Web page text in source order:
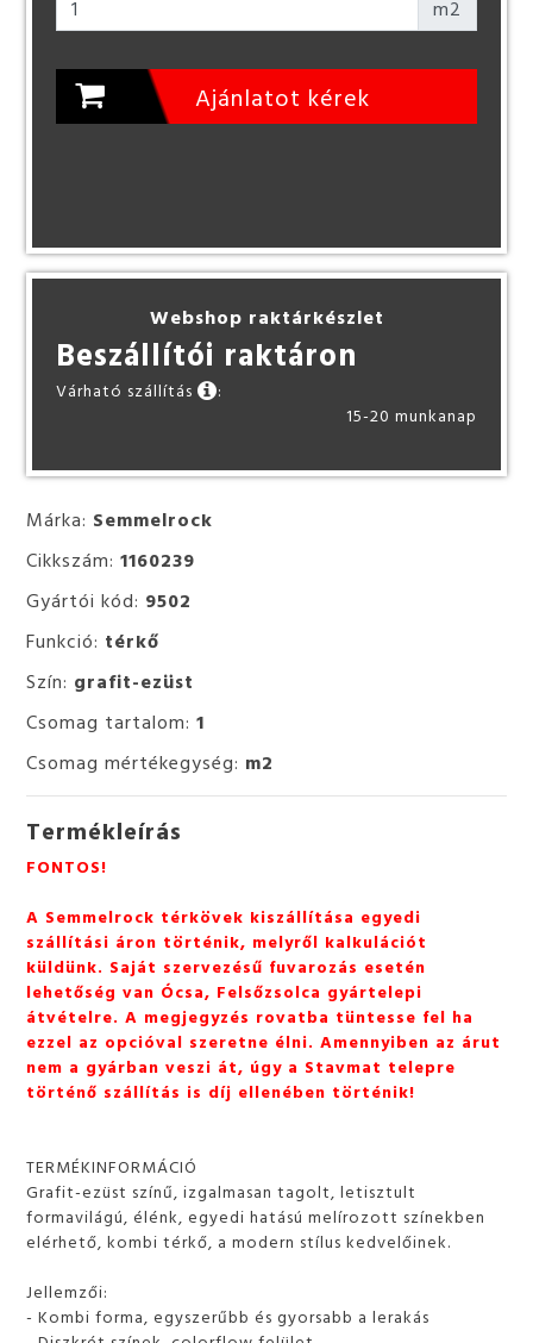
Márka: Semmelrock
Cikkszám:1160239
Gyártói kód: 9502
Funkció: térkő
Szín: grafit-ezüst
Csomag tartalom:1
Csomag mértékegység: m2
Termékleírás
FONTOS!
A Semmelrock térkövek kiszállítása egyedi
szállítási áron történik, melyről kalkulációt
küldünk. Saját szervezésű fuvarozás esetén
lehetőség van Ócsa, Felsőzsolca gyártelepi
átvételre. A megjegyzés rovatba tüntesse fel ha
ezzel az opcióval szeretne élni. Amennyiben az árut
nem a gyárban veszi át, úgy a Stavmat telepre
történő szállítás is díj ellenében történik!
TERMÉKINFORMÁCIÓ
Grafit-ezüst színű, izgalmasan tagolt, letisztult
formavilágú, élénk, egyedi hatású melírozott színekben
elérhető, kombi térkő, a modern stílus kedvelőinek.
Jellemzői:
- Kombi forma, egyszerűbb és gyorsabb a lerakás
m2
Ajánlatot kérek
Webshop raktárkészlet
Beszállítói raktáron
Várható szállítás
:
15-20 munkanap